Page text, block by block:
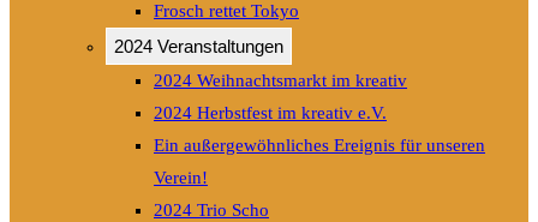
Frosch rettet Tokyo
2024 Veranstaltungen
2024 Weihnachtsmarkt im kreativ
2024 Herbstfest im kreativ e.V.
Ein außergewöhnliches Ereignis für unseren
Verein!
2024 Trio Scho